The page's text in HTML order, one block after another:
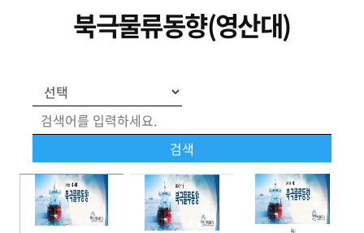
북극물류동향(영산대)